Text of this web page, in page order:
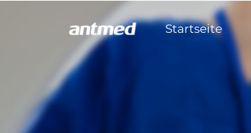
Startseite